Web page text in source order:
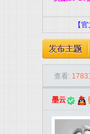
客
【
查看:
墨云